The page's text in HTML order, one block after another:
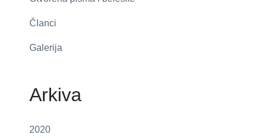
Članci
Galerija
Arkiva
2020